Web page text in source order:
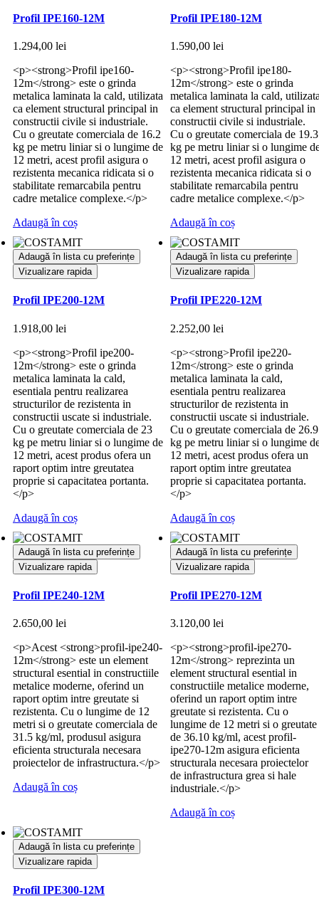
Profil IPE160-12M
1.294,00 lei
<p><strong>Profil ipe160-
12m</strong> este o grinda
metalica laminata la cald, utilizata
ca element structural principal in
constructii civile si industriale.
Cu o greutate comerciala de 16.2
kg pe metru liniar si o lungime de
12 metri, acest profil asigura o
rezistenta mecanica ridicata si o
stabilitate remarcabila pentru
cadre metalice complexe.</p>
Adaugă în coș
Profil IPE180-12M
1.590,00 lei
<p><strong>Profil ipe180-
12m</strong> este o grinda
metalica laminata la cald,
ca element structural principal in
constructii civile si industriale.
Cu o greutate comerciala de 19.3
kg pe metru liniar si o lungime
12 metri, acest profil asigura o
rezistenta mecanica ridicata si o
stabilitate remarcabila pentru
cadre metalice complexe.</p>
Adaugă în coș
Adaugă în lista cu preferințe
Vizualizare rapida
Profil IPE200-12M
1.918,00 lei
<p><strong>Profil ipe200-
12m</strong> este o grinda
metalica laminata la cald,
esentiala pentru realizarea
structurilor de rezistenta in
constructii uscate si industriale.
Cu o greutate comerciala de 23
kg pe metru liniar si o lungime de
12 metri, acest produs ofera un
raport optim intre greutatea
proprie si capacitatea portanta.
</p>
Adaugă în coș
Adaugă în lista cu preferințe
Vizualizare rapida
Profil IPE220-12M
2.252,00 lei
<p><strong>Profil ipe220-
12m</strong> este o grinda
metalica laminata la cald,
esentiala pentru realizarea
structurilor de rezistenta in
constructii uscate si industriale.
Cu o greutate comerciala de 26.9
kg pe metru liniar si o lungime
12 metri, acest produs ofera un
raport optim intre greutatea
proprie si capacitatea portanta.
</p>
Adaugă în coș
Adaugă în lista cu preferințe
Vizualizare rapida
Profil IPE240-12M
2.650,00 lei
<p>Acest <strong>profil-ipe240-
12m</strong> este un element
structural esential in constructiile
metalice moderne, oferind un
raport optim intre greutate si
rezistenta. Cu o lungime de 12
metri si o greutate comerciala de
31.5 kg/ml, produsul asigura
eficienta structurala necesara
proiectelor de infrastructura.</p>
Adaugă în coș
Adaugă în lista cu preferințe
Vizualizare rapida
Profil IPE270-12M
3.120,00 lei
<p><strong>profil-ipe270-
12m</strong> reprezinta un
element structural esential in
constructiile metalice moderne,
oferind un raport optim intre
greutate si rezistenta. Cu o
lungime de 12 metri si o greutate
de 36.10 kg/ml, acest profil-
ipe270-12m asigura eficienta
structurala necesara proiectelor
de infrastructura grea si hale
industriale.</p>
Adaugă în coș
Adaugă în lista cu preferințe
Vizualizare rapida
Profil IPE300-12M